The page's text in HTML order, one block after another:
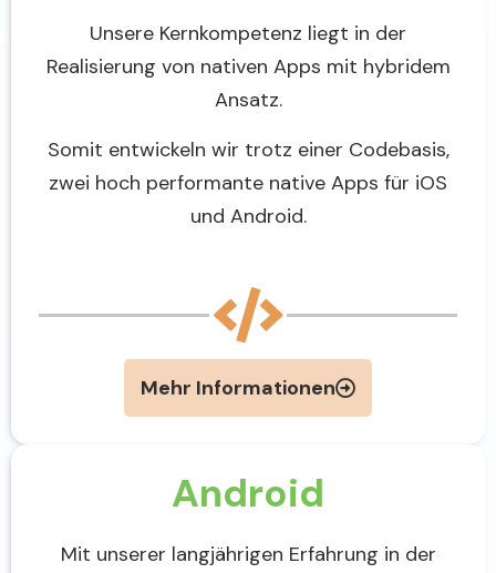
Unsere Kernkompetenz liegt in der
Realisierung von nativen Apps mit hybridem
Ansatz.
Somit entwickeln wir trotz einer Codebasis,
zwei hoch performante native Apps für iOS
und Android.
Mehr Informationen
Android
Mit unserer langjährigen Erfahrung in der